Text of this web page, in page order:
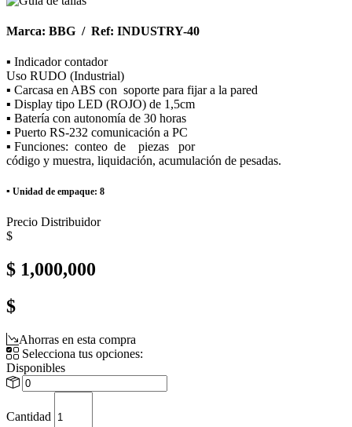
Marca: BBG / Ref: INDUSTRY-40
▪ Indicador contador
Uso RUDO (Industrial)
▪ Carcasa en ABS con soporte para fijar a la pared
▪ Display tipo LED (ROJO) de 1,5cm
▪ Batería con autonomía de 30 horas
▪ Puerto RS-232 comunicación a PC
▪ Funciones: conteo de piezas por
código y muestra, liquidación, acumulación de pesadas.
▪ Unidad de empaque: 8
Precio Distribuidor
$
$ 1,000,000
$
Ahorras en esta compra
Selecciona tus opciones:
Disponibles
Cantidad